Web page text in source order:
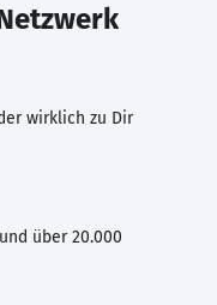
wirklich zu Dir
über 20.000